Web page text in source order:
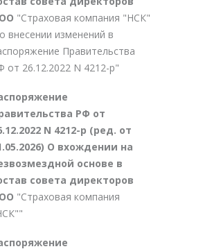
"Страховая компания "НСК"
внесении изменений в
Правительства
от 26.12.2022 N 4212-р"
РФ от
N 4212-р (ред. от
О вхождении на
основе в
совета директоров
"Страховая компания